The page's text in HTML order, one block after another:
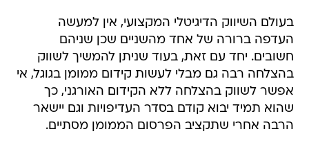
בעולם השיווק הדיגיטלי המקצועי, אין למעשה
העדפה ברורה של אחד מהשניים שכן שניהם
חשובים. יחד עם זאת, בעוד שניתן להמשיך לשווק
בהצלחה רבה גם מבלי לעשות קידום ממומן בגוגל, אי
אפשר לשווק בהצלחה ללא הקידום האורגני, כך
שהוא תמיד יבוא קודם בסדר העדיפויות וגם יישאר
הרבה אחרי שתקציב הפרסום הממומן מסתיים.